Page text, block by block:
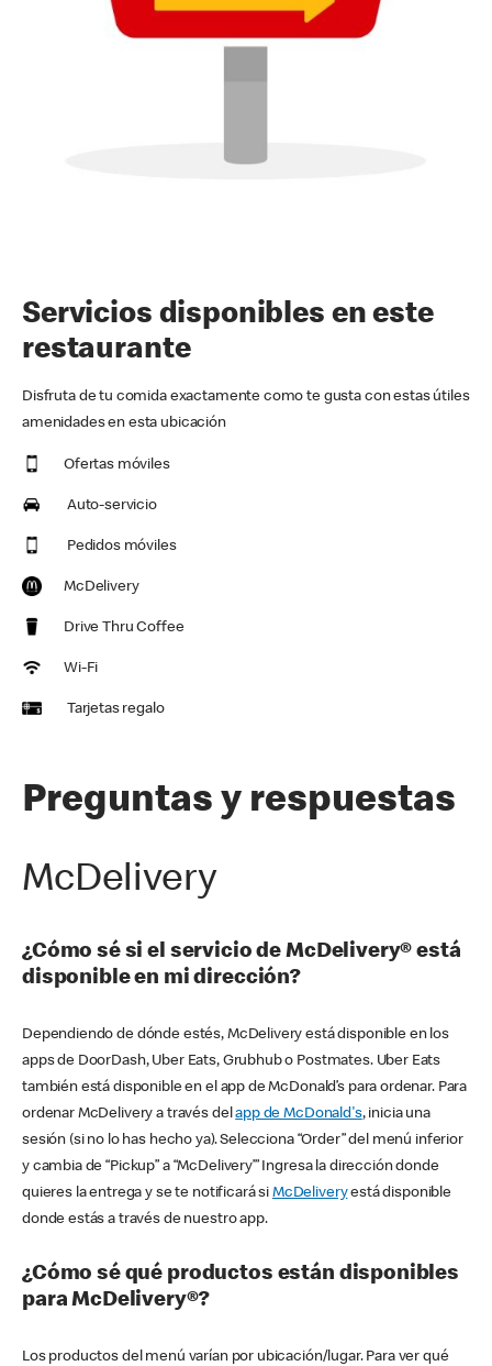
Servicios disponibles en este
restaurante
Disfruta de tu comida exactamente como te gusta con estas útiles
amenidades en esta ubicación
Ofertas móviles
Auto-servicio
Pedidos móviles
McDelivery
Drive Thru Coffee
Wi-Fi
Tarjetas regalo
Preguntas y respuestas
McDelivery
¿Cómo sé si el servicio de McDelivery® está
disponible en mi dirección?
Dependiendo de dónde estés, McDelivery está disponible en los
apps de DoorDash, Uber Eats, Grubhub o Postmates. Uber Eats
también está disponible en el app de McDonald’s para ordenar. Para
ordenar McDelivery a través delapp de McDonald's, inicia una
sesión (si no lo has hecho ya). Selecciona “Order” del menú inferior
y cambia de “Pickup” a “McDelivery’” Ingresa la dirección donde
quieres la entrega y se te notificará si McDeliveryestá disponible
donde estás a través de nuestro app.
¿Cómo sé qué productos están disponibles
para McDelivery®?
Los productos del menú varían por ubicación/lugar. Para ver qué